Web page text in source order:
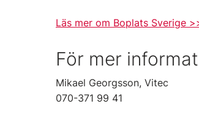
Läs mer om Boplats Sverige
För mer
Mikael Georgsson, Vitec
070-371 99 41